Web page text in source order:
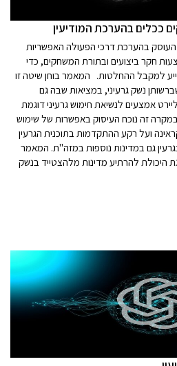
ככלים בהערכת המודיעין
בהערכת דרכי הפעולה האפשריות
חקר ביצועים ובתורת המשחקים, כדי
למקבל ההחלטות. המאמר בוחן שיטה זו
נשק גרעיני, במציאות שבה גם
ליירט אמצעים לנשיאת חימוש גרעיני דוגמת
זה נוכח העיסוק באפשרות של שימוש
ועל רקע ההתקדמות בתוכנית הגרעין
גם במדינות נוספות במזה"ת. המאמר
היכולת להרתיע מדינות מלהצטייד בנשק